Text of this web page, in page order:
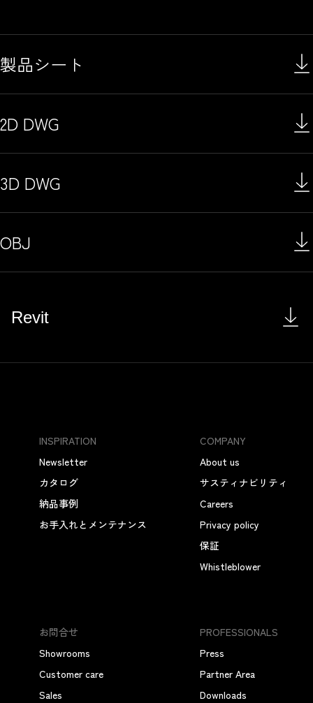
製品シート
2D DWG
3D DWG
OBJ
Revit
INSPIRATION
Newsletter
カタログ
納品事例
お手入れとメンテナンス
COMPANY
About us
サスティナビリティ
Careers
Privacy policy
保証
Whistleblower
お問合せ
Showrooms
Customer care
Sales
PROFESSIONALS
Press
Partner Area
Downloads